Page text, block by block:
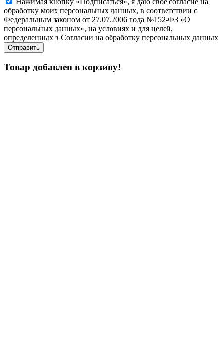
обработку моих персональных данных, в соответствии с
Федеральным законом от 27.07.2006 года №152-ФЗ «О
персональных данных», на условиях и для целей,
определенных в Согласии на обработку персональных данных
Товар добавлен в корзину!